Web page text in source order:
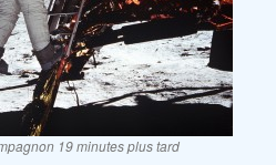
19 minutes plus tard